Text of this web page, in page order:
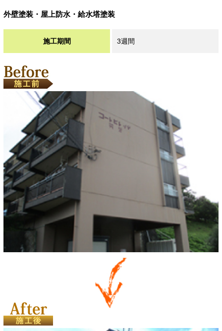
外壁塗装・屋上防水・給水塔塗装
施工期間 3週間